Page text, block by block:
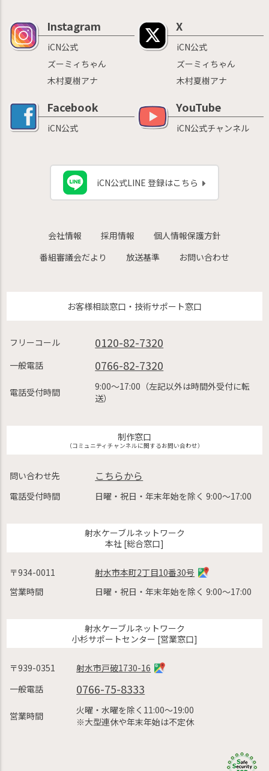
Instagram
iCN公式
ズーミィちゃん
木村夏樹アナ
X
iCN公式
ズーミィちゃん
木村夏樹アナ
Facebook
iCN公式
YouTube
iCN公式チャンネル
iCN公式LINE 登録はこちら
会社情報 採用情報
個人情報保護方針
番組審議会だより
放送基準 お問い合わせ
お客様相談窓口・技術サポート窓口
フリーコール 0120-82-7320
一般電話 0766-82-7320
電話受付時間
9:00〜17:00（左記以外は時間外受付に転
送）
制作窓口
（コミュニティチャンネルに関するお問い合わせ）
問い合わせ先 こちらから
電話受付時間 日曜・祝日・年末年始を除く 9:00〜17:00
射水ケーブルネットワーク
本社 [総合窓口]
〒934-0011
射水市本町2丁目10番30号
営業時間
日曜・祝日・年末年始を除く 9:00〜17:00
射水ケーブルネットワーク
小杉サポートセンター [営業窓口]
〒939-0351
射水市戸破1730-16
一般電話
0766-75-8333
営業時間
火曜・水曜を除く11:00〜19:00
※大型連休や年末年始は不定休